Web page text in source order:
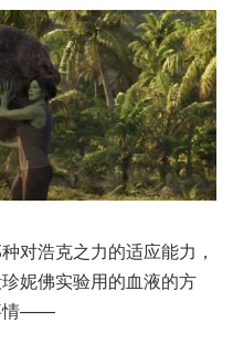
对浩克之力的适应能力，
妮佛实验用的血液的方
情——